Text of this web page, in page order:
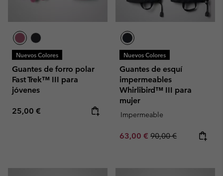
Nuevos Colores
Guantes de forro polar
Fast Trek™ III para
jóvenes
Regular price:
25,00 €
Nuevos Colores
Guantes de esquí
impermeables
Whirlibird™ III para
mujer
Impermeable
Sale price:
63,00 € Regular price:
90,00 €